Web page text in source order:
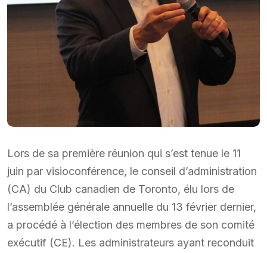
Lors de sa première réunion qui s’est tenue le 11
juin par visioconférence, le conseil d’administration
(CA) du Club canadien de Toronto, élu lors de
l’assemblée générale annuelle du 13 février dernier,
a procédé à l’élection des membres de son comité
exécutif (CE). Les administrateurs ayant reconduit